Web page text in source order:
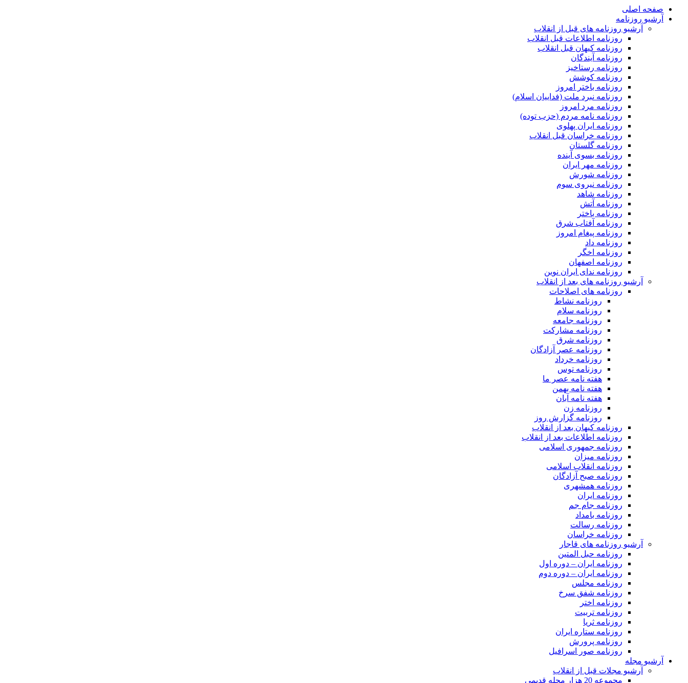
صفحه اصلی
آرشیو روزنامه
آرشیو روزنامه های قبل از انقلاب
روزنامه اطلاعات قبل انقلاب
روزنامه کیهان قبل انقلاب
روزنامه آیندگان
روزنامه رستاخیز
روزنامه کوشش
روزنامه باختر امروز
روزنامه نبرد ملت (فداییان اسلام)
روزنامه مرد امروز
روزنامه نامه مردم (حزب توده)
روزنامه ایران پهلوی
روزنامه خراسان قبل انقلاب
روزنامه گلستان
روزنامه بسوی آینده
روزنامه مهر ایران
روزنامه شورش
روزنامه نیروی سوم
روزنامه شاهد
روزنامه آتش
روزنامه باختر
روزنامه آفتاب شرق
روزنامه پیغام امروز
روزنامه داد
روزنامه اخگر
روزنامه اصفهان
روزنامه ندای ایران نوین
آرشیو روزنامه های بعد از انقلاب
روزنامه های اصلاحات
روزنامه نشاط
روزنامه سلام
روزنامه جامعه
روزنامه مشارکت
روزنامه شرق
روزنامه عصر آزادگان
روزنامه خرداد
روزنامه توس
هفته نامه عصر ما
هفته نامه بهمن
هفته نامه آبان
روزنامه زن
روزنامه گزارش روز
روزنامه کیهان بعد از انقلاب
روزنامه اطلاعات بعد از انقلاب
روزنامه جمهوری اسلامی
روزنامه میزان
روزنامه انقلاب اسلامی
روزنامه صبح آزادگان
روزنامه همشهری
روزنامه ایران
روزنامه جام جم
روزنامه بامداد
روزنامه رسالت
روزنامه خراسان
آرشیو روزنامه های قاجار
روزنامه حبل المتین
روزنامه ایران – دوره اول
روزنامه ایران – دوره دوم
روزنامه مجلس
روزنامه شفق سرخ
روزنامه اختر
روزنامه تربیت
روزنامه ثریا
روزنامه ستاره ایران
روزنامه پرورش
روزنامه صور اسرافیل
آرشیو مجله
آرشیو مجلات قبل از انقلاب
مجموعه 20 هزار مجله قدیمی